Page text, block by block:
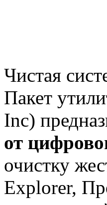
Чистая
Пакет
Inc)
от
очистку
Explorer,